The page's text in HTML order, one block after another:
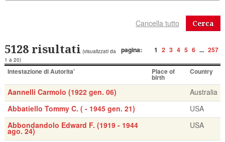
Cerca
pagina: 1 2 3 4 5 6 ... 257
5128 risultati (visualizzati da
1 a 20)
Intestazione di Autorita' Place of
birth
Country
Aannelli Carmolo (1922 gen. 06)
Australia
Abbatiello Tommy C. ( - 1945 gen. 21)
USA
Abbondandolo Edward F. (1919 - 1944
ago. 24)
USA